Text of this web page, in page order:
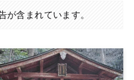
が含まれています。